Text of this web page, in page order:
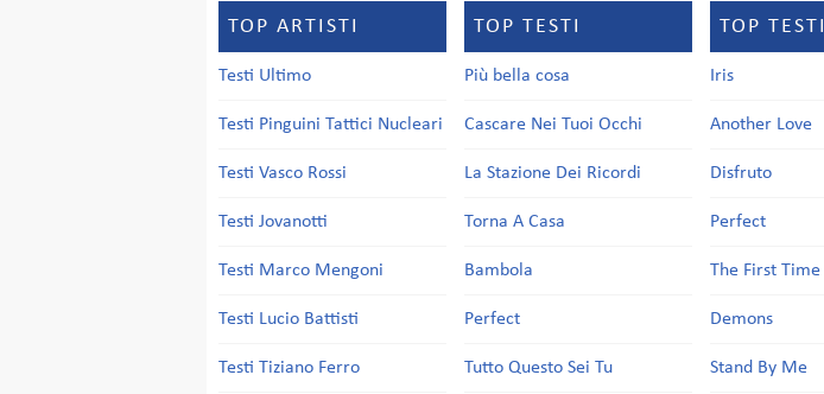
TOP ARTISTI
Testi Ultimo
Testi Pinguini Tattici Nucleari
Testi Vasco Rossi
Testi Jovanotti
Testi Marco Mengoni
Testi Lucio Battisti
Testi Tiziano Ferro
TOP TESTI
Più bella cosa
Cascare Nei Tuoi Occhi
La Stazione Dei Ricordi
Torna A Casa
Bambola
Perfect
Tutto Questo Sei Tu
TOP TESTI
Iris
Another Love
Disfruto
Perfect
The First Time
Demons
Stand By Me